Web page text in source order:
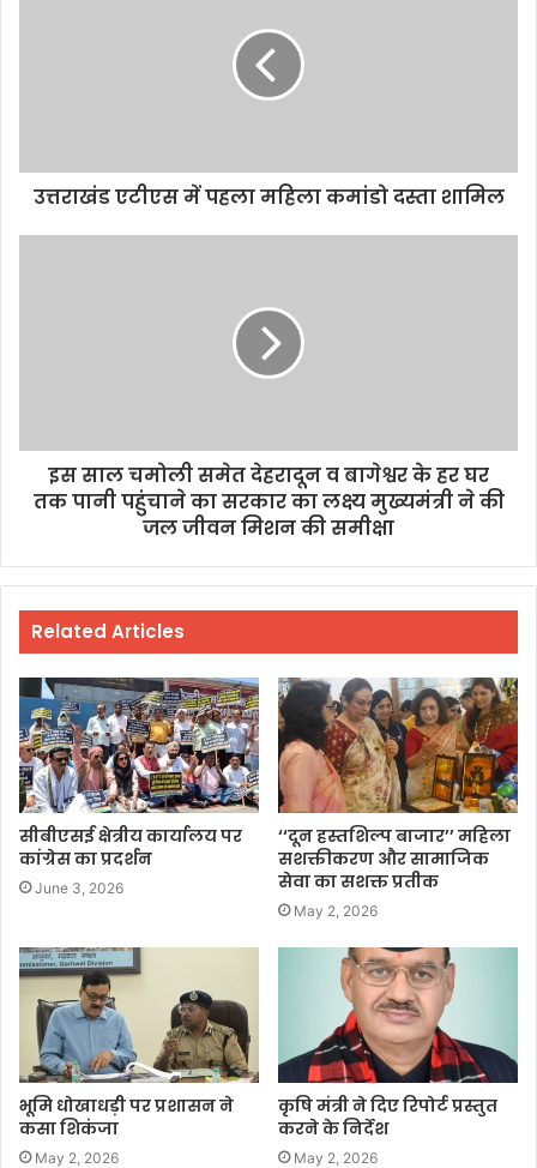
उत्तराखंड एटीएस में पहला महिला कमांडो दस्ता शामिल
इस साल चमोली समेत देहरादून व बागेश्वर के हर घर
तक पानी पहुंचाने का सरकार का लक्ष्य मुख्यमंत्री ने की
जल जीवन मिशन की समीक्षा
Related Articles
सीबीएसई क्षेत्रीय कार्यालय पर
कांग्रेस का प्रदर्शन
June 3, 2026
‘‘दून हस्तशिल्प बाजार’’ महिला
सशक्तीकरण और सामाजिक
सेवा का सशक्त प्रतीक
May 2, 2026
भूमि धोखाधड़ी पर प्रशासन ने
कसा शिकंजा
May 2, 2026
कृषि मंत्री ने दिए रिपोर्ट प्रस्तुत
करने के निर्देश
May 2, 2026